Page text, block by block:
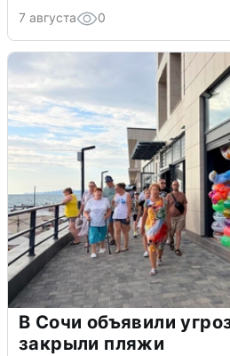
7 августа 0
В Сочи объявили
закрыли пляжи